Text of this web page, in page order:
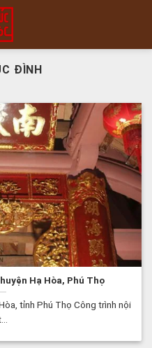
ĐÌNH
Hạ Hòa, Phú Thọ
tỉnh Phú Thọ Công trình nội